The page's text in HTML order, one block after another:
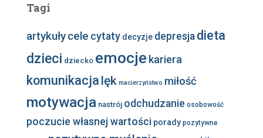
Tagi
artykułycele cytaty decyzje depresja dieta
dzieci dziecko emocje kariera
komunikacja lęk macierzyństwo miłość
motywacja nastrój odchudzanie osobowość
poczucie własnej wartości porady pozytywne